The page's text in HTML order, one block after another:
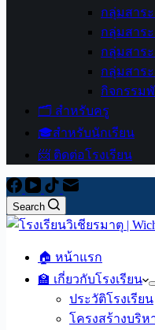
กลุ่มสาร
กลุ่มสาร
กลุ่มสาร
กลุ่มสาร
กิจกรรม
🗂️ สำหรับครู
🎓สำหรับนักเรียน
📨 ติดต่อโรงเรียน
Search
🏠 หน้าแรก
🏫 เกี่ยวกับโรงเรียน
ประวัติโรงเรียน
โครงสร้างบริห